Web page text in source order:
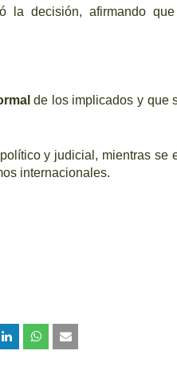
la decisión, afirmando
de los implicados y que
y judicial, mientras se
internacionales.